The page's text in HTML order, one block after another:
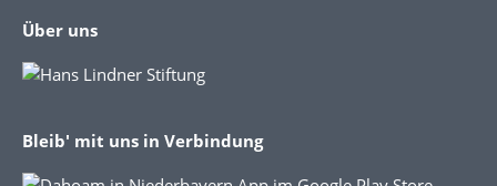
Über uns
Bleib' mit uns in Verbindung